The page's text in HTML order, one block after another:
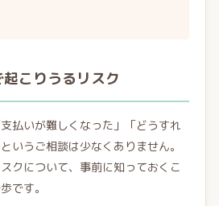
こりうるリスク
払いが難しくなった」「どうすれ
いうご相談は少なくありません。
クについて、事前に知っておくこ
です。